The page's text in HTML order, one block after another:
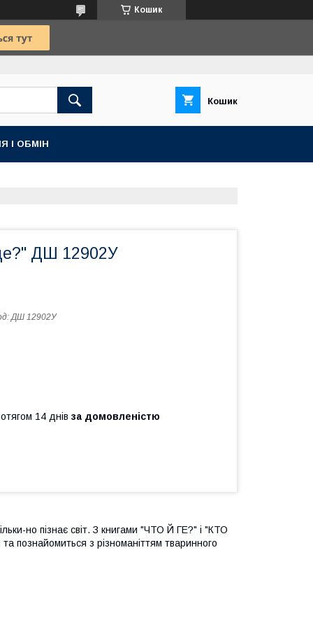
Кошик
Кошик
І ОБМІН
ДШ 12902У
ДШ 12902У
14 днів за домовленістю
но пізнає світ. З книгами "ЧТО Й ГЕ?" і "КТО
познайомиться з різноманіттям тваринного